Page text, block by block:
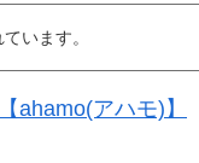
います。
ahamo(アハモ)】